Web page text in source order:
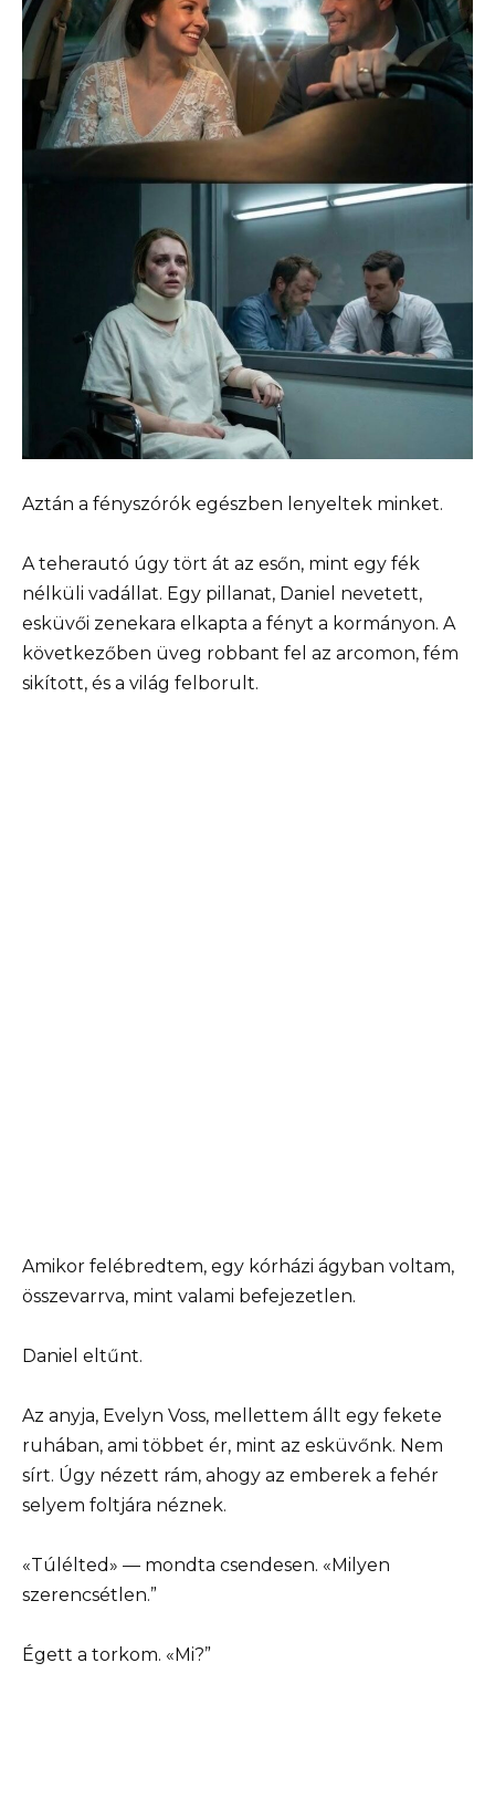
Aztán a fényszórók egészben lenyeltek minket.
A teherautó úgy tört át az esőn, mint egy fék
nélküli vadállat. Egy pillanat, Daniel nevetett,
esküvői zenekara elkapta a fényt a kormányon. A
következőben üveg robbant fel az arcomon, fém
sikított, és a világ felborult.
Amikor felébredtem, egy kórházi ágyban voltam,
összevarrva, mint valami befejezetlen.
Daniel eltűnt.
Az anyja, Evelyn Voss, mellettem állt egy fekete
ruhában, ami többet ér, mint az esküvőnk. Nem
sírt. Úgy nézett rám, ahogy az emberek a fehér
selyem foltjára néznek.
«Túlélted» — mondta csendesen. «Milyen
szerencsétlen.”
Égett a torkom. «Mi?”